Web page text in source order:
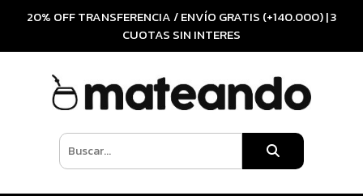
20% OFF TRANSFERENCIA / ENVÍO GRATIS (+140.000) | 3
CUOTAS SIN INTERES